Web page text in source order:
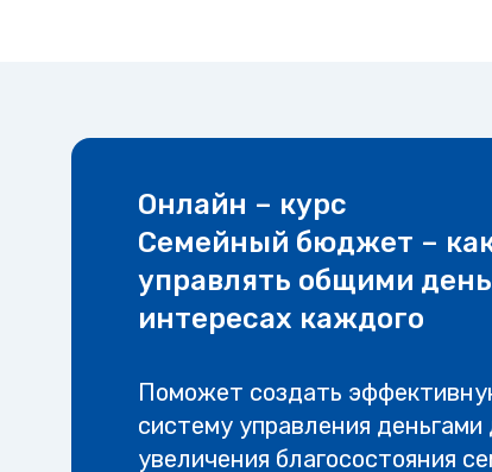
Онлайн – курс
Семейный бюджет –
управлять общими
интересах каждого
Поможет создать
систему управления деньгами
увеличения благосостояния